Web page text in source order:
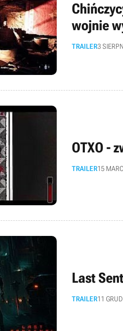
wojnie
TRAILER3
OTXO -
TRAILER15
Last
TRAILER11